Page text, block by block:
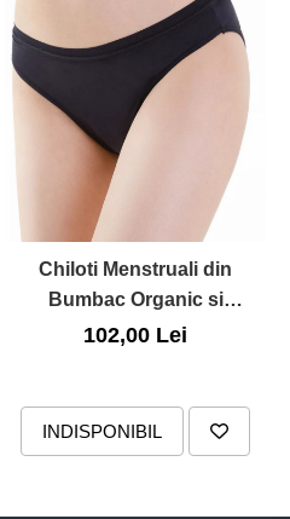
Chiloti Menstruali din
Bumbac Organic si
Bambus, Negru, Marimea M,
102,00 Lei
INDISPONIBIL